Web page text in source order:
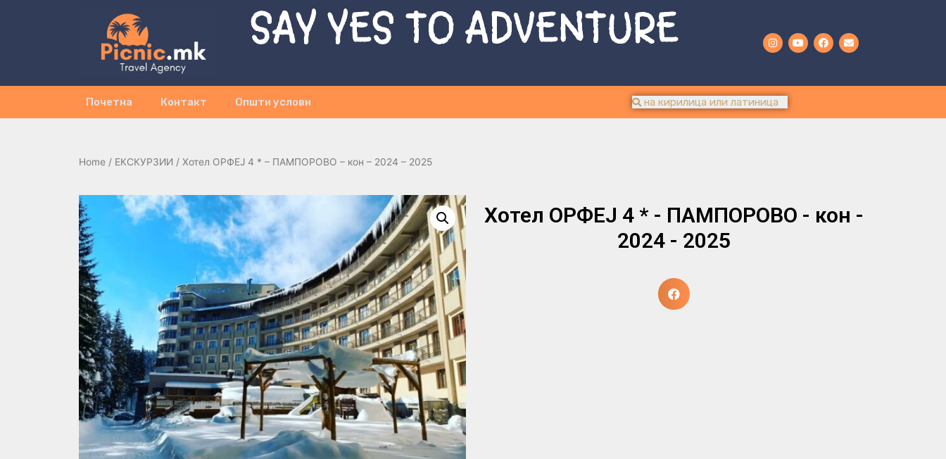
SAY YES TO ADVENTURE
Почетна Контакт Општи услови
Home / ЕКСКУРЗИИ / Хотел ОРФЕЈ 4 * – ПАМПОРОВО – кон – 2024 – 2025
Хотел ОРФЕЈ 4 * - ПАМПОРОВО - кон -
2024 - 2025